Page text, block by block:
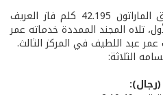
في سجل النتائج اللبنانية لسباق الماراتون 42.195 كلم فاز العريف
تلاه المجند الممددة خدماته عمر
عبد اللطيف في المركز الثالث.
الثلاثة: